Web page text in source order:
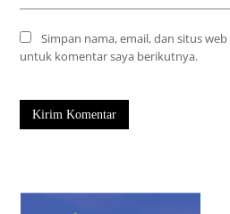
Simpan nama, email, dan situs
untuk komentar saya berikutnya.